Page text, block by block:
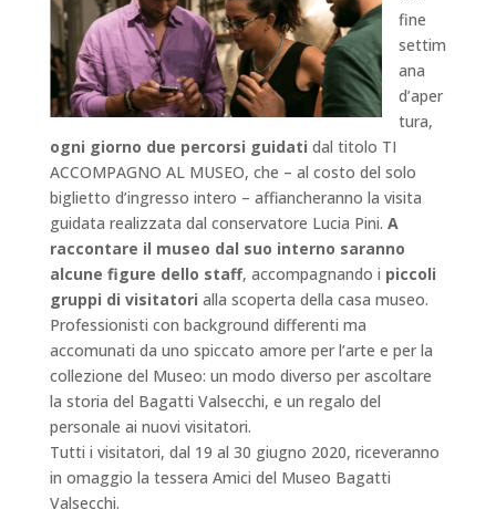
fine
settim
ana
d’aper
tura,
ogni giorno due percorsi guidati dal titolo TI
ACCOMPAGNO AL MUSEO, che – al costo del solo
biglietto d’ingresso intero – affiancheranno la visita
guidata realizzata dal conservatore Lucia Pini. A
raccontare il museo dal suo interno saranno
alcune figure dello staff, accompagnando i piccoli
gruppi di visitatori alla scoperta della casa museo.
Professionisti con background differenti ma
accomunati da uno spiccato amore per l’arte e per la
collezione del Museo: un modo diverso per ascoltare
la storia del Bagatti Valsecchi, e un regalo del
personale ai nuovi visitatori.
Tutti i visitatori, dal 19 al 30 giugno 2020, riceveranno
in omaggio la tessera Amici del Museo Bagatti
Valsecchi.